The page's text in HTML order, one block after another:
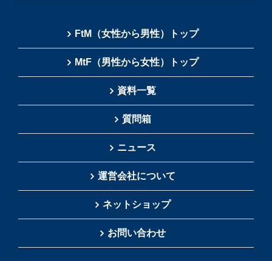
FtM（女性から男性）トップ
MtF（男性から女性）トップ
資料一覧
質問箱
ニュース
運営会社について
ネットショップ
お問い合わせ